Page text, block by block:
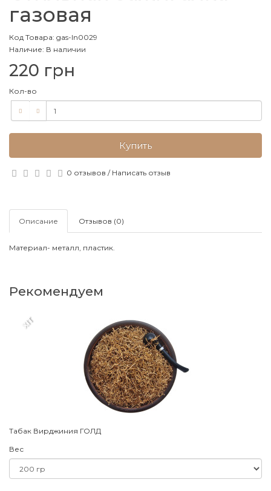
газовая
Код Товара: gas-ln0029
Наличие: В наличии
220 грн
Кол-во
Купить
0 отзывов / Написать отзыв
Описание Отзывов (0)
Материал- металл, пластик.
Рекомендуем
Табак Вирджиния ГОЛД
XIT
Вес